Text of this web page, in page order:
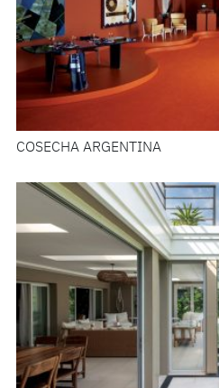
COSECHA ARGENTINA